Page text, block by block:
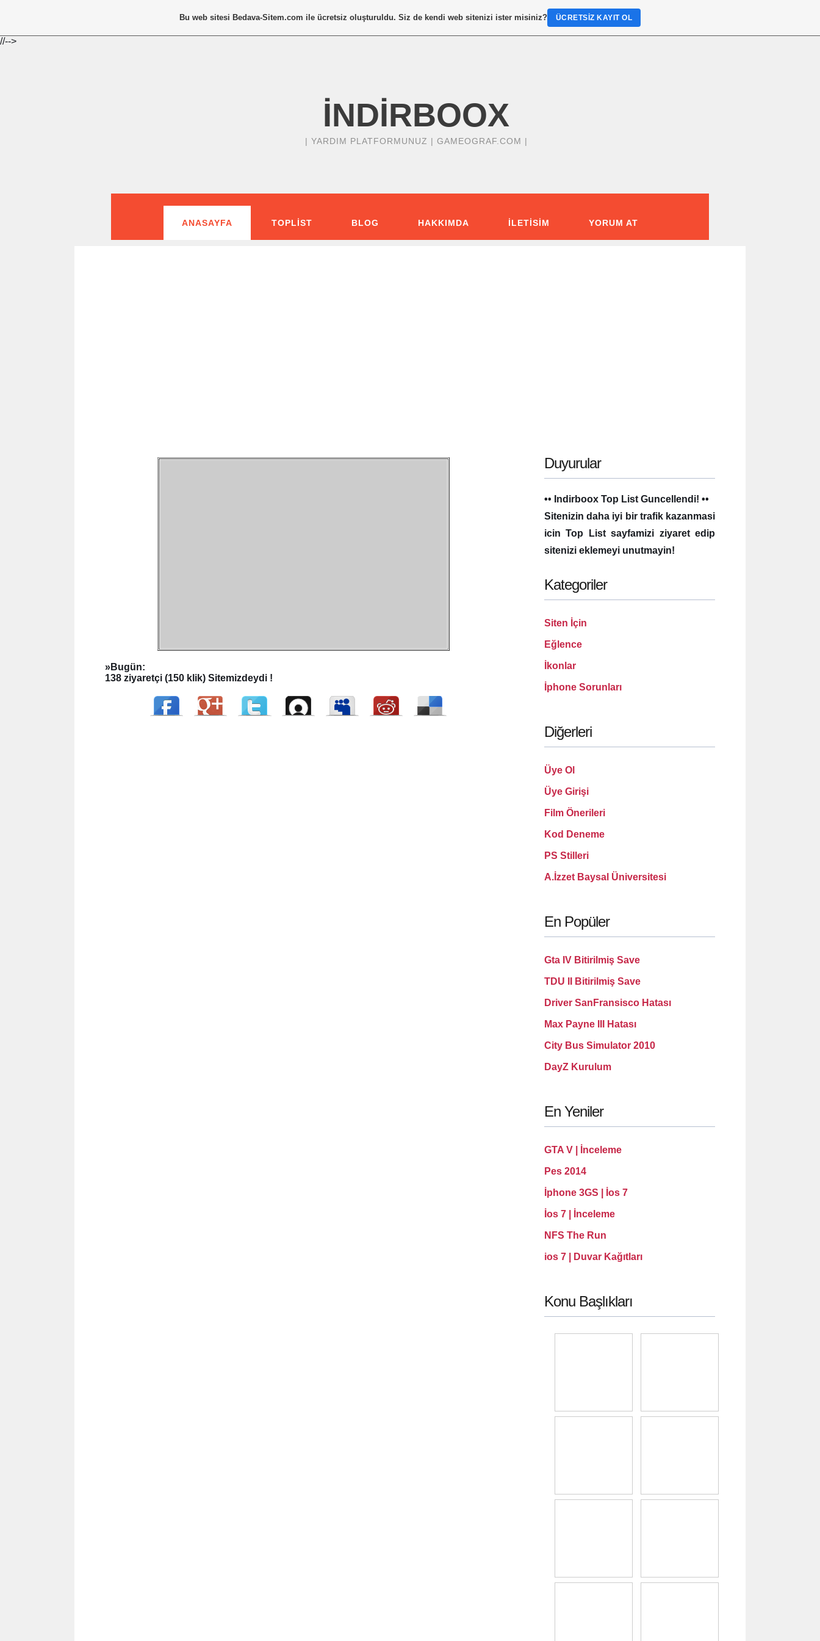
//-->
İNDİRBOOX
| YARDIM PLATFORMUNUZ | GAMEOGRAF.COM |
ANASAYFA TOPLIST BLOG HAKKIMDA ILETISIM YORUM AT
»Bugün:
138 ziyaretçi (150 klik) Sitemizdeydi !
Duyurular
•• Indirboox Top List Guncellendi! ••
Sitenizin daha iyi bir trafik kazanmasi
icin Top List sayfamizi ziyaret edip
sitenizi eklemeyi unutmayin!
Kategoriler
Siten İçin
Eğlence
İkonlar
İphone Sorunları
Diğerleri
Üye Ol
Üye Girişi
Film Önerileri
Kod Deneme
PS Stilleri
A.İzzet Baysal Üniversitesi
En Popüler
Gta IV Bitirilmiş Save
TDU II Bitirilmiş Save
Driver SanFransisco Hatası
Max Payne III Hatası
City Bus Simulator 2010
DayZ Kurulum
En Yeniler
GTA V | İnceleme
Pes 2014
İphone 3GS | İos 7
İos 7 | İnceleme
NFS The Run
ios 7 | Duvar Kağıtları
Konu Başlıkları
Bu web sitesi Bedava-Sitem.com ile ücretsiz oluşturuldu. Siz de kendi web sitenizi ister misiniz? ÜCRETSIZ KAYIT OL